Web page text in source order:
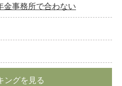
金事務所で合わない
ングを見る